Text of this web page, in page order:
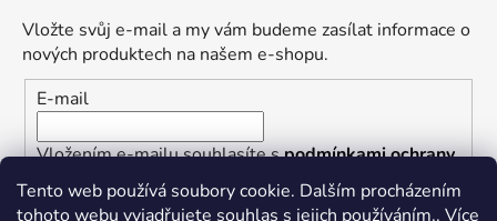
Tento web používá soubory cookie. Dalším procházením
tohoto webu vyjadřujete souhlas s jejich používáním.. Více
Vložte svůj e-mail a my vám budeme zasílat informace o
nových produktech na našem e-shopu.
E-mail
Vložením e-mailu souhlasíte spodmínkami ochrany
osobních údajů